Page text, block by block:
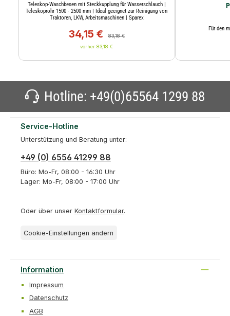
Teleskop-Waschbesen mit Steckkupplung für Wasserschlauch |
Teleskoprohr 1500 - 2500 mm | Ideal geeignet zur Reinigung von
Traktoren, LKW, Arbeitsmaschinen | Sparex
Verkaufspreis:
34,15 €
83,18 €
vorher 83,18 €
Für den
Hotline: +49(0)65564 1299 88
Service-Hotline
Unterstützung und Beratung unter:
+49 (0) 6556 41299 88
Büro: Mo-Fr, 08:00 - 16:30 Uhr
Lager: Mo-Fr, 08:00 - 17:00 Uhr
Oder über unser Kontaktformular.
Cookie-Einstellungen ändern
Information
Impressum
Datenschutz
AGB